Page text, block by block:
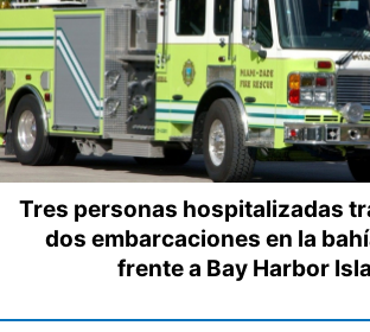
Tres personas hospitalizadas
dos embarcaciones en la
frente a Bay Harbor